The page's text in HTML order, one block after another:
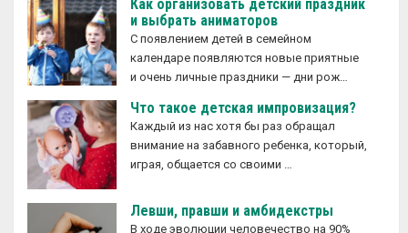
Как организовать детский праздник
и выбрать аниматоров
С появлением детей в семейном
календаре появляются новые приятные
и очень личные праздники — дни рож…
Что такое детская импровизация?
Каждый из нас хотя бы раз обращал
внимание на забавного ребенка, который,
играя, общается со своими …
Левши, правши и амбидекстры
В ходе эволюции человечество на 90%